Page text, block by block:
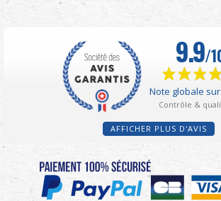
AFFICHER PLUS D'AVIS